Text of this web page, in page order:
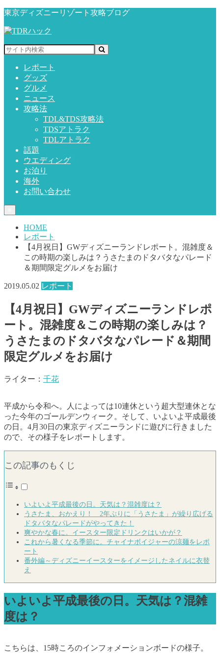
東京ディズニーリゾート攻略ブログ
レポート
グッズ
グルメ
ニュース
攻略法
TDL&TDS攻略法
TDSアトラク
TDLアトラク
話題
ウエディング
お泊り
海外
お問い合わせ
HOME
レポート
【4月祝日】GWディズニーランドレポート。混雑度＆
この時期の楽しみは？うさたまのドタバタなパレード
＆期間限定グルメをお届け
2019.05.02 レポート
【4月祝日】GWディズニーランドレポ
ート。混雑度＆この時期の楽しみは？
うさたまのドタバタなパレード＆期間
限定グルメをお届け
ライター： 千花
平成から令和へ。人によっては10連休という超大型連休とな
った今年のゴールデンウィーク。そして、いよいよ平成最後
の日。4月30日の東京ディズニーランドに遊びに行きました
ので、その様子をレポートします。
この記事のもくじ
いよいよ平成最後の日。天気は？混雑度は？
うさたま、おかえり！ 2年ぶりに「うさたま」が繰り広げる
ドタバタなパレードがやってきた！
爽やかな春に。イースター限定ドリンクはいかが？
これから暑くなる季節に。チャイナボイジャーの涼麺をレポ
ート
番外編～ディズニーイースターをイメージしたネイルに衣替
え
いよいよ平成最後の日。天気は？混雑
度は？
こちらは、15時ころのインフォメーションボードの様子。